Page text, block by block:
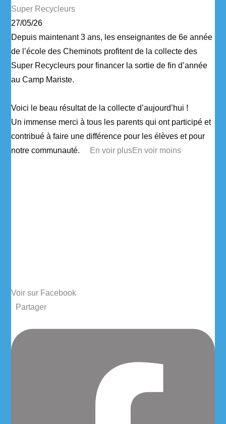
Super Recycleurs
27/05/26
Depuis maintenant 3 ans, les enseignantes de 6e année
de l’école des Cheminots profitent de la collecte des
Super Recycleurs pour financer la sortie de fin d’année
au Camp Mariste.
Voici le beau résultat de la collecte d’aujourd’hui !
Un immense merci à tous les parents qui ont participé et
contribué à faire une différence pour les élèves et pour
notre communauté.
En voir plusEn voir moins
Voir sur Facebook
Partager